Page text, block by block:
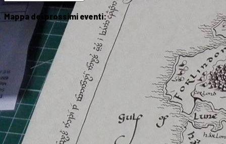
Mappa dei prossimi eventi: